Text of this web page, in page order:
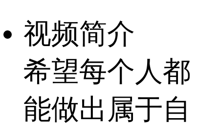
视频简介
希望每个人都
能做出属于自